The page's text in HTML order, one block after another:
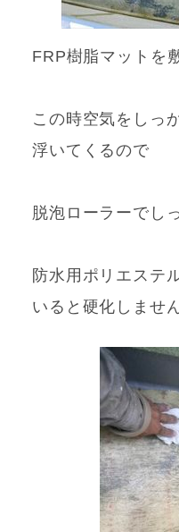
FRP樹脂マットを
この時空気をしっ
浮いてくるので
脱泡ローラーでし
防水用ポリエステ
いると硬化しません